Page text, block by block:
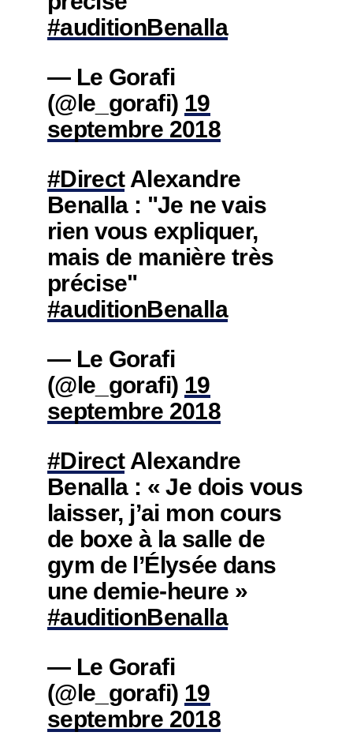
#auditionBenalla
— Le Gorafi
(@le_gorafi) 19
septembre 2018
#DirectAlexandre
Benalla : "Je ne vais
rien vous expliquer,
mais de manière très
précise"
#auditionBenalla
— Le Gorafi
(@le_gorafi) 19
septembre 2018
#DirectAlexandre
Benalla : « Je dois vous
laisser, j’ai mon cours
de boxe à la salle de
gym de l’Élysée dans
une demie-heure »
#auditionBenalla
— Le Gorafi
(@le_gorafi) 19
septembre 2018